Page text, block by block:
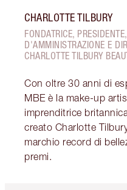
CHARLOTTE TILBURY
FONDATRICE,
D'AMMINISTRAZIONE E
CHARLOTTE TILBURY
Con oltre 30 anni di
MBE è la make-up
imprenditrice
creato Charlotte
marchio record di
premi.